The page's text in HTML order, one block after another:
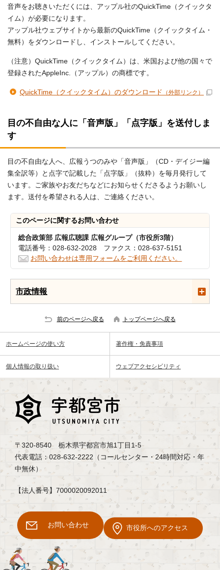
音声をお聴きいただくには、アップル社のQuickTime（クイックタ
イム）が必要になります。
アップル社ウェブサイトから最新のQuickTime（クイックタイム・
無料）をダウンロードし、インストールしてください。
（注意）QuickTime（クイックタイム）は、米国および他の国々で
登録されたAppleInc.（アップル）の商標です。
QuickTime（クイックタイム）のダウンロード （外部リンク）
目の不自由な人に「音声版」「点字版」を送付しま
す
目の不自由な人へ、広報うつのみや「音声版」（CD・デイジー編
集全訳等）と点字で記載した「点字版」（抜粋）を毎月発行して
います。ご家族やお友だちなどにお知らせくださるようお願いし
ます。送付を希望される人は、ご連絡ください。
このページに関するお問い合わせ
総合政策部 広報広聴課 広報グループ（市役所3階）
電話番号：028-632-2028 ファクス：028-637-5151
お問い合わせは専用フォームをご利用ください。
市政情報
前のページへ戻る トップページへ戻る
ホームページの使い方 著作権・免責事項
個人情報の取り扱い ウェブアクセシビリティ
〒320-8540 栃木県宇都宮市旭1丁目1-5
代表電話：028-632-2222（コールセンター・24時間対応・年
中無休）
【法人番号】7000020092011
お問い合わせ 市役所へのアクセス